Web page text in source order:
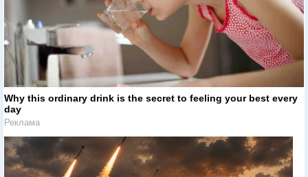
Why this ordinary drink is the secret to feeling your best every
day
Реклама